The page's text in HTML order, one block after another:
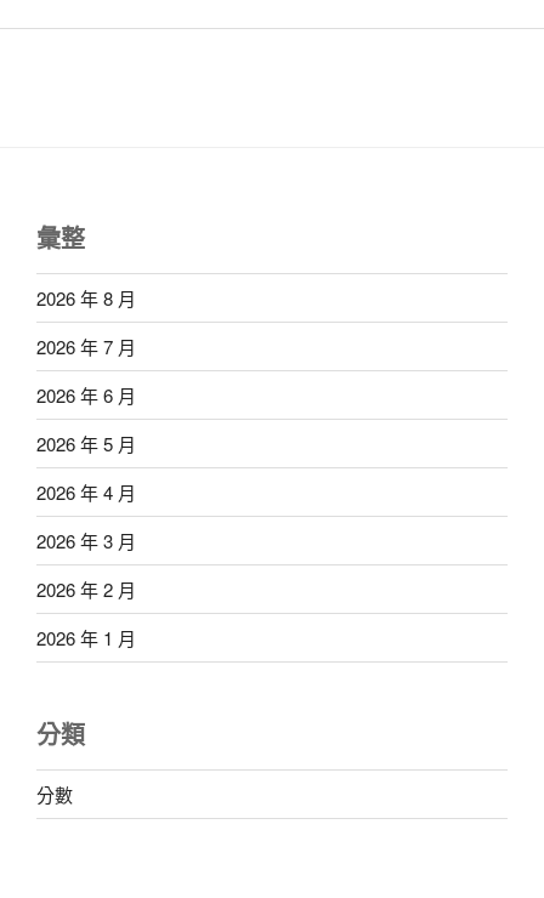
彙整
2026 年 8 月
2026 年 7 月
2026 年 6 月
2026 年 5 月
2026 年 4 月
2026 年 3 月
2026 年 2 月
2026 年 1 月
分類
分數